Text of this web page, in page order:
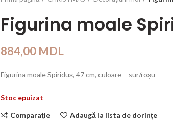
Figurina moale
884,00 MDL
Figurina moale Spiriduș, 47 cm, culoare – sur/roșu
Stoc epuizat
Comparaţie Adaugă la lista de dorințe